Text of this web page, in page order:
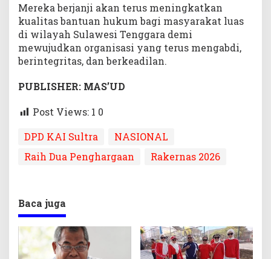
Mereka berjanji akan terus meningkatkan
kualitas bantuan hukum bagi masyarakat luas
di wilayah Sulawesi Tenggara demi
mewujudkan organisasi yang terus mengabdi,
berintegritas, dan berkeadilan.
PUBLISHER: MAS’UD
Post Views: 1 0
DPD KAI Sultra
NASIONAL
Raih Dua Penghargaan
Rakernas 2026
Baca juga